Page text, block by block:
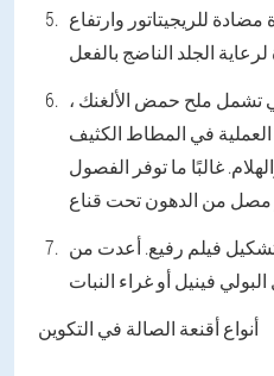
مضادة للريجيتاتور وارتفاع
تشمل ملح حمض الألغنك ،
العملية في المطاط الكثيف
غالبًا ما توفر الفصول
تشكيل فيلم رفيع. أعدت من
أنواع أقنعة الصالة في التكوين